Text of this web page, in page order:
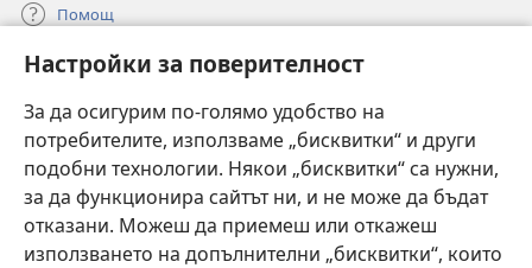
Настройки за поверителност
За да осигурим по-голямо удобство на
потребителите, използваме „бисквитки“ и други
подобни технологии. Някои „бисквитки“ са нужни,
за да функционира сайтът ни, и не може да бъдат
отказани. Можеш да приемеш или откажеш
използването на допълнителни „бисквитки“, които
Помощ
Дарения
нов
прозорец)ОНЛАЙН БИБЛИОТЕКА „Стражева кула“
(отваря
нов
прозорец)
JW Hub
(отваря
нов
прозорец)JW Library